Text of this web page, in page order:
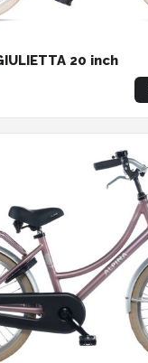
20 inch